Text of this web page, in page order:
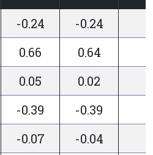
-0.24 -0.24
0.66 0.64
0.05 0.02
-0.39 -0.39
-0.07 -0.04